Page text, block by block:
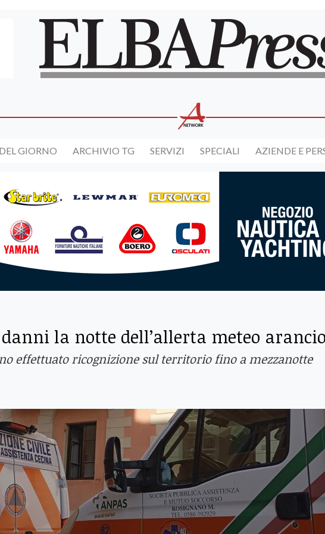
GIORNO ARCHIVIO TG SERVIZI SPECIALI AZIENDE E
la notte dell’allerta meteo
effettuato ricognizione sul territorio fino a mezzanotte